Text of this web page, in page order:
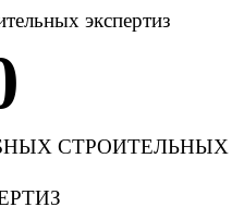
экспертиз
СТРОИТЕЛЬНЫХ